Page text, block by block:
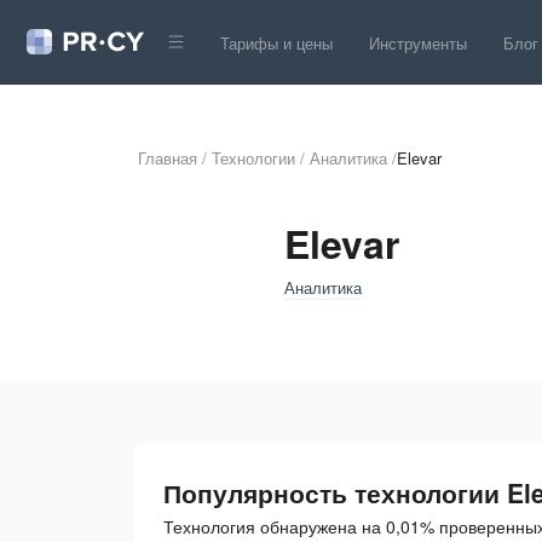
Тарифы и цены Инструменты Блог
Главная / Технологии / Аналитика /Elevar
Elevar
Аналитика
Популярность технологии
Технология обнаружена на 0,01%